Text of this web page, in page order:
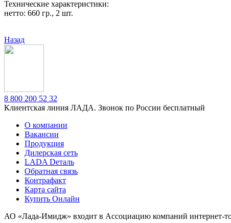
Технические характеристики:
нетто: 660 гр., 2 шт.
Назад
8 800 200 52 32
Клиентская линия ЛАДА. Звонок по России бесплатный
О компании
Вакансии
Продукция
Дилерская сеть
LADA Dеталь
Обратная связь
Контрафакт
Карта сайта
Купить Онлайн
АО «Лада-Имидж» входит в Ассоциацию компаний интернет-